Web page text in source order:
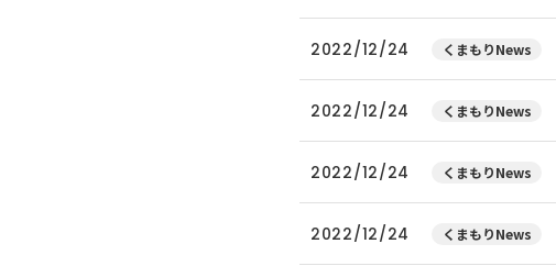
2022/12/24 くまもりNews
2022/12/24 くまもりNews
2022/12/24 くまもりNews
2022/12/24 くまもりNews